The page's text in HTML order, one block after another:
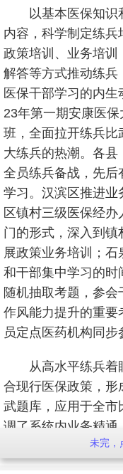
以基本医保知
内容，科学制定练兵
政策培训、业务培训
解答等方式推动练
医保干部学习的内
23年第一期安康医
班，全面拉开练兵比
大练兵的热潮。各
全员练兵备战，先后
学习。汉滨区推进业
区镇村三级医保经
门的形式，深入到
展政策业务培训；
和干部集中学习的时
随机抽取考题，参
作风能力提升的重要
员定点医药机构同步
从高水平练兵着
合现行医保政策，形
武题库，应用于全市
调了系统内业务精通
题组，集中选题、
高。从高标准比武
未完，